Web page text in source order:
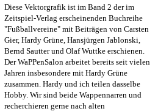
Diese Vektorgrafik ist im Band 2 der im
Zeitspiel-Verlag erscheinenden Buchreihe
"Fußballvereine" mit Beiträgen von Carsten
Gier, Hardy Grüne, Hansjürgen Jablonski,
Bernd Sautter und Olaf Wuttke erschienen.
Der WaPPenSalon arbeitet bereits seit vielen
Jahren insbesondere mit Hardy Grüne
zusammen. Hardy und ich teilen dasselbe
Hobby. Wir sind beide Wappennarren und
recherchieren gerne nach alten